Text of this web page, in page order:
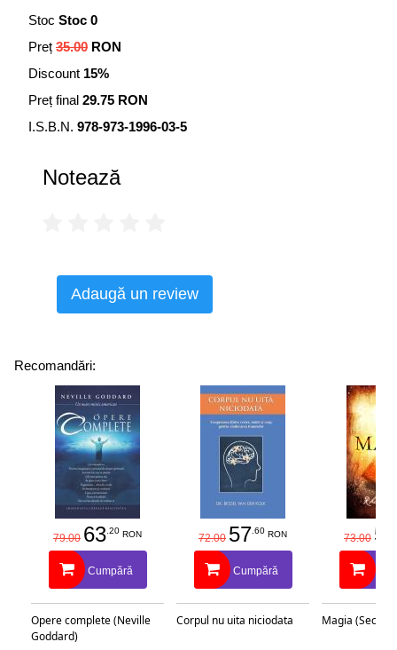
Matthew May, autor al
Stoc Stoc 0
Preț 35.00 RON
Discount 15%
Preț final 29.75 RON
I.S.B.N. 978-973-1996-03-5
Notează
Adaugă un review
Recomandări:
79.00 63.20 RON
Cumpără
Opere complete (Neville
Goddard)
72.00 57.60 RON
Cumpără
Corpul nu uita niciodata
73.00 58
Magia